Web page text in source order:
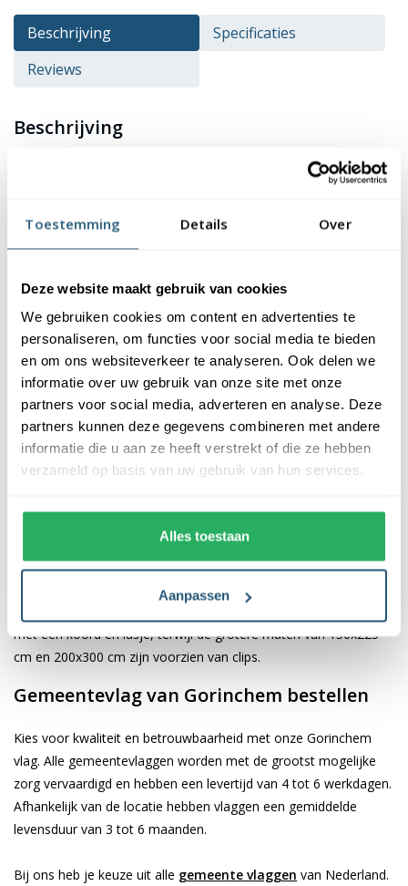
Toestemming Details Over
Deze website maakt gebruik van cookies
We gebruiken cookies om content en advertenties te
personaliseren, om functies voor social media te bieden
en om ons websiteverkeer te analyseren. Ook delen we
informatie over uw gebruik van onze site met onze
partners voor social media, adverteren en analyse. Deze
partners kunnen deze gegevens combineren met andere
informatie die u aan ze heeft verstrekt of die ze hebben
verzameld op basis van uw gebruik van hun services.
Alles toestaan
Aanpassen
Beschrijving
Specificaties
Reviews
Beschrijving
kopen? Deze vlag is
hoogwaardige kwaliteit en afwerking. De vlag is gemaakt van
dat de kleuren van de vlag mooi blijven. Bovendien zijn onze
te houden zijn.
Afwerking van de vlag Gorinchem
De afwerking van onze vlaggen is van hoge kwaliteit. Ze zijn
voorzien van een sterke kopband en een dubbele stiknaad, wat
bijdraagt aan hun duurzaamheid en stevigheid. Wij bieden de
vlag vanGorinchemaan in verschillende afmetingen: 40x60 cm,
Afhankelijk van de afmetingen die je kiest, worden de vlaggen
voorzien van verschillende bevestigingsmogelijkheden. De
met een koord en lusje, terwijl de grotere maten van 150x225
cm en 200x300 cm zijn voorzien van clips.
Gemeentevlag van Gorinchem bestellen
Kies voor kwaliteit en betrouwbaarheid met onze Gorinchem
vlag. Alle gemeentevlaggen worden met de grootst mogelijke
zorg vervaardigd en hebben een levertijd van 4 tot 6 werkdagen.
Afhankelijk van de locatie hebben vlaggen een gemiddelde
levensduur van 3 tot 6 maanden.
Bij ons heb je keuze uit alle gemeente vlaggen van Nederland.